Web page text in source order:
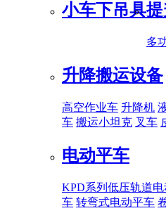
小车下吊具
多
升降搬运设备
高空作业车 升降机
车 搬运小坦克 叉车
电动平车
KPD系列低压轨道
车 转弯式电动平车